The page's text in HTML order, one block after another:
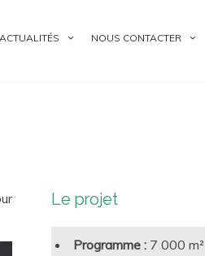
ACTUALITÉS NOUS CONTACTER
Le projet
Programme :7 000 m²